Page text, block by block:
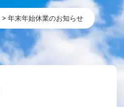
> 年末年始休業のお知らせ